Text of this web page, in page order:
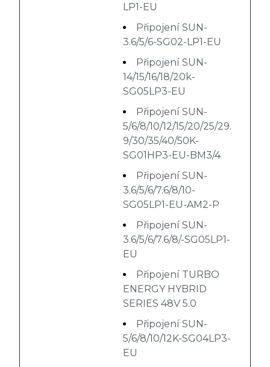
LP1-EU
Připojení SUN-
3.6/5/6-SG02-LP1-EU
Připojení SUN-
14/15/16/18/20k-
SG05LP3-EU
Připojení SUN-
5/6/8/10/12/15/20/25/29.
9/30/35/40/50K-
SG01HP3-EU-BM3/4
Připojení SUN-
3.6/5/6/7.6/8/10-
SG05LP1-EU-AM2-P
Připojení SUN-
3.6/5/6/7.6/8/-SG05LP1-
EU
Připojení TURBO
ENERGY HYBRID
SERIES 48V 5.0
Připojení SUN-
5/6/8/10/12K-SG04LP3-
EU